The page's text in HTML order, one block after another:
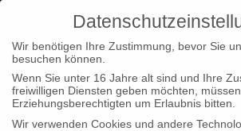
Home Loc Loc|Home
Nomination of
Documentary Series at the Berlin TV
Wir benötigen Ihre Zustimmung, bevor Sie
besuchen können.
Wenn Sie unter 16 Jahre alt sind und Ihre
freiwilligen Diensten geben möchten,
Erziehungsberechtigten um Erlaubnis bitten.
Wir verwenden Cookies und andere